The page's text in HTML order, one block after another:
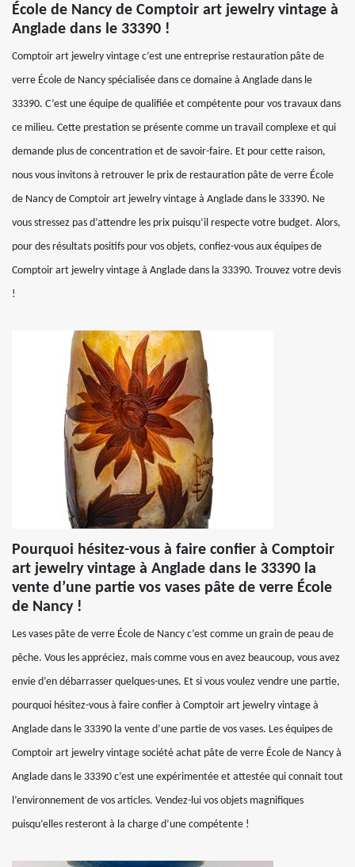
École de Nancy de Comptoir art jewelry vintage à
Anglade dans le 33390 !
Comptoir art jewelry vintage c’est une entreprise restauration pâte de
verre École de Nancy spécialisée dans ce domaine à Anglade dans le
33390. C’est une équipe de qualifiée et compétente pour vos travaux dans
ce milieu. Cette prestation se présente comme un travail complexe et qui
demande plus de concentration et de savoir-faire. Et pour cette raison,
nous vous invitons à retrouver le prix de restauration pâte de verre École
de Nancy de Comptoir art jewelry vintage à Anglade dans le 33390. Ne
vous stressez pas d’attendre les prix puisqu’il respecte votre budget. Alors,
pour des résultats positifs pour vos objets, confiez-vous aux équipes de
Comptoir art jewelry vintage à Anglade dans la 33390. Trouvez votre devis
!
Pourquoi hésitez-vous à faire confier à Comptoir
art jewelry vintage à Anglade dans le 33390 la
vente d’une partie vos vases pâte de verre École
de Nancy !
Les vases pâte de verre École de Nancy c’est comme un grain de peau de
pêche. Vous les appréciez, mais comme vous en avez beaucoup, vous avez
envie d’en débarrasser quelques-unes. Et si vous voulez vendre une partie,
pourquoi hésitez-vous à faire confier à Comptoir art jewelry vintage à
Anglade dans le 33390 la vente d’une partie de vos vases. Les équipes de
Comptoir art jewelry vintage société achat pâte de verre École de Nancy à
Anglade dans le 33390 c’est une expérimentée et attestée qui connait tout
l’environnement de vos articles. Vendez-lui vos objets magnifiques
puisqu’elles resteront à la charge d’une compétente !